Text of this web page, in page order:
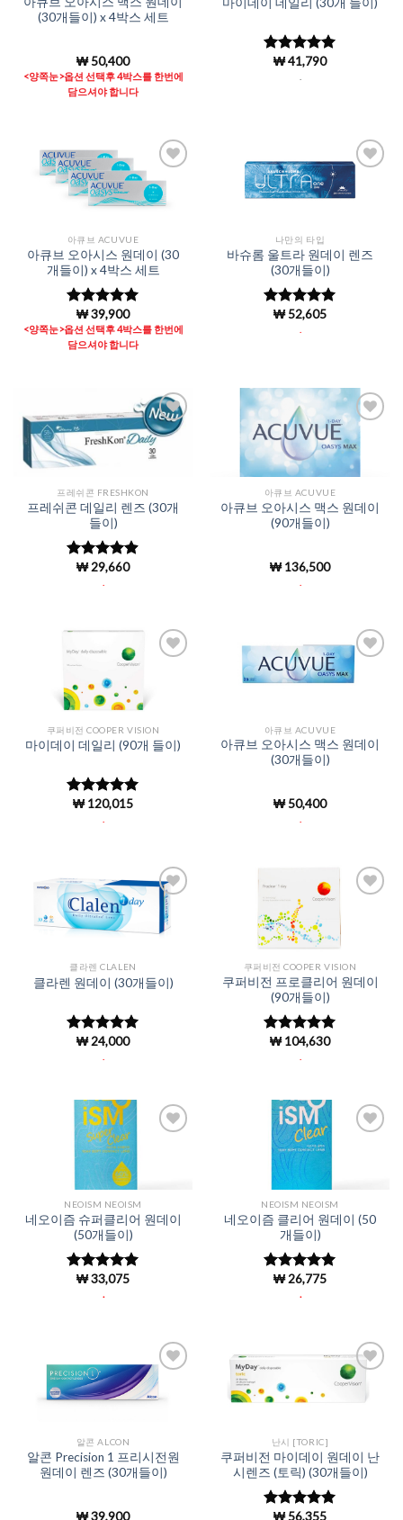
(30개들이) x 4박스 세트
₩50,400
<양쪽눈>옵션 선택후 4박스를 한번에
담으셔야 합니다
5 중에서
로 평가됨
₩41,790
Add to
Wishlist
아큐브 ACUVUE
아큐브 오아시스 원데이 (30
개들이) x 4박스 세트
5 중에서
4.96로 평
가됨
₩39,900
<양쪽눈>옵션 선택후 4박스를 한번에
담으셔야 합니다
Add to
Wishlist
나만의 타입
바슈롬 울트라 원데이 렌즈
(30개들이)
5 중에서
로 평가됨
₩52,605
Add to
Wishlist
프레쉬콘 FRESHKON
프레쉬콘 데일리 렌즈 (30개
들이)
5 중에서
로 평가
₩29,660
Add to
Wishlist
아큐브 ACUVUE
아큐브 오아시스 맥스 원데이
(90개들이)
₩136,500
쿠퍼비전 COOPER VISION
마이데이 데일리 (90개 들이)
5 중에서5
로 평가됨
₩120,015
Add to
Wishlist
아큐브 ACUVUE
아큐브 오아시스 맥스 원데이
(30개들이)
₩50,400
Add to
Wishlist
클라렌 CLALEN
클라렌 원데이 (30개들이)
5 중에서
로 평가됨
₩24,000
쿠퍼비전 COOPER VISION
쿠퍼비전 프로클리어 원데이
(90개들이)
5 중에서
로 평
₩104,630
NEOISM NEOISM
네오이즘 슈퍼클리어 원데이
(50개들이)
5 중에서
로 평
₩33,075
.
NEOISM NEOISM
네오이즘 클리어 원데이 (50
개들이)
5 중에서
로 평
₩26,775
.
Add to
Wishlist
알콘 ALCON
알콘 Precision 1 프리시전원
원데이 렌즈 (30개들이)
₩39,900
Add to
난시 [TORIC]
쿠퍼비전 마이데이 원데이 난
시렌즈 (토릭) (30개들이)
₩56,355